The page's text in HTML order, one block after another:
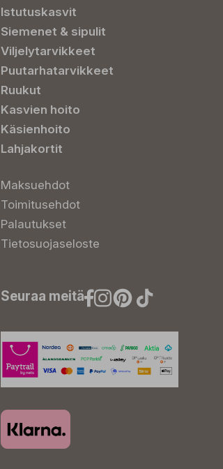
Istutuskasvit
Siemenet & sipulit
Viljelytarvikkeet
Puutarhatarvikkeet
Ruukut
Kasvien hoito
Käsienhoito
Lahjakortit
Maksuehdot
Toimitusehdot
Palautukset
Tietosuojaseloste
Seuraa meitä